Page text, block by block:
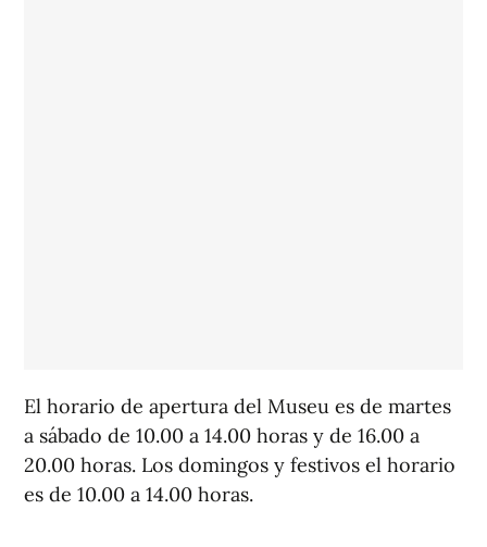
El horario de apertura del Museu es de martes
a sábado de 10.00 a 14.00 horas y de 16.00 a
20.00 horas. Los domingos y festivos el horario
es de 10.00 a 14.00 horas.